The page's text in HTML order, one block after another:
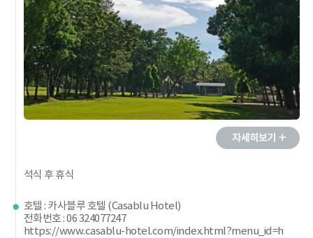
석식 후 휴식
호텔 : 카사블루 호텔 (Casablu Hotel)
전화번호 : 06 324077247
https://www.casablu-hotel.com/index.html?menu_id=h